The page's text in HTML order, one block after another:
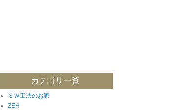
カテゴリ一覧
ＳＷ工法のお家
ZEH